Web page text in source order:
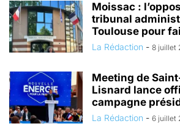
Moissac :
tribunal
Toulouse pour
La Rédaction - 8 juillet
Meeting de
Lisnard lance
campagne
La Rédaction - 6 juillet